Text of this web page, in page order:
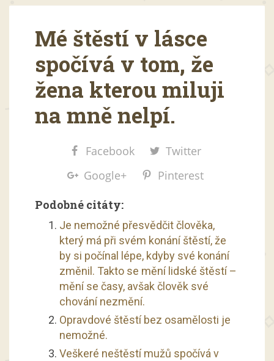
Mé štěstí v lásce
spočívá v tom, že
žena kterou miluji
na mně nelpí.
Facebook
Twitter
Google+
Pinterest
Podobné citáty:
Je nemožné přesvědčit člověka,
který má při svém konání štěstí, že
by si počínal lépe, kdyby své konání
změnil. Takto se mění lidské štěstí –
mění se časy, avšak člověk své
chování nezmění.
Opravdové štěstí bez osamělosti je
nemožné.
Veškeré neštěstí mužů spočívá v